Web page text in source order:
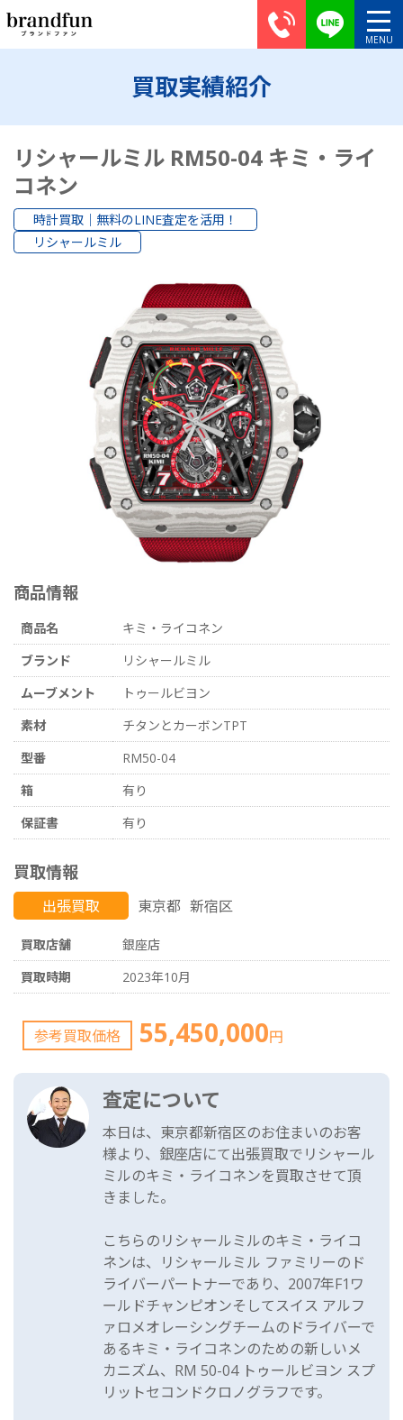
買取実績紹介
リシャールミル RM50-04 キミ・ライ
コネン
時計買取｜無料のLINE査定を活用！
リシャールミル
商品情報
商品名
キミ・ライコネン
ブランド
リシャールミル
ムーブメント
トゥールビヨン
素材
チタンとカーボンTPT
型番
RM50-04
箱
有り
保証書
有り
買取情報
出張買取 東京都 新宿区
買取店舗
銀座店
買取時期
2023年10月
参考買取価格 55,450,000円
査定について
本日は、東京都新宿区のお住まいのお客
様より、銀座店にて出張買取でリシャール
ミルのキミ・ライコネンを買取させて頂
きました。
こちらのリシャールミルのキミ・ライコ
ネンは、リシャールミル ファミリーのド
ライバーパートナーであり、2007年F1ワ
ールドチャンピオンそしてスイス アルフ
ァロメオレーシングチームのドライバーで
あるキミ・ライコネンのための新しいメ
カニズム、RM 50-04 トゥールビヨン スプ
リットセコンドクロノグラフです。